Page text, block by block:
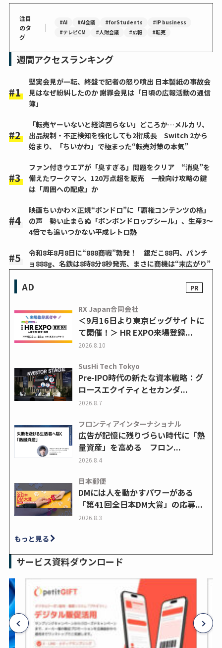
注目
のタ
グ
｜ #AI #AI会議 #forStudents
#IP business
#テレビCM
#人財会議 #広報 #転売
週間アクセスランキング
堅実会見が一転、終盤で記者の怒り噴出 日本製紙の事故会
見はなぜ紛糾したのか 謝罪会見は「日頃の広報活動の通信
簿」
「転売ヤーいないと経済回らない」どころか…メルカリ、
出品規制・不正検知を強化しても2桁成長 Switch 2から
始まり、「ちいかわ」で極まった“転売対策の本気”
ファン付きウエアが「臭すぎる」問題をクリア “消臭”を
備えたワークマン、120万点超を販売 一般向け攻略の鍵
は「周囲への配慮」か
映画ちいかわ×正規“ボンドロ”に「覇権コンテンツの格」
の声 勢い止まらぬ「ボンボンドロップシール」、生産3～
4倍でも追いつかない平成レトロ熱
令和8年8月8日に“888商戦”勃発！ 銀だこ88円、パンチ
ョ888g、名鉄は8時8分8秒発売、まさに商機は“末広がり”
AD
RX Japan合同会社
＜9月16日より東京ビッグサイトに
て開催！＞ HR EXPO来場登録...
2026.8.10
SusHi Tech Tokyo
Pre-IPO時代の新たな資本戦略：グ
ロースエクイティとセカンダ...
2026.8.7
フロンティアインターナショナル
広告が記憶に残りづらい時代に「熱
量資産」を高める フロン...
2026.8.4
日本郵便
DMには人を動かすパワーがある
「第41回全日本DM大賞」の応募...
2026.8.3
もっと見る
サービス資料ダウンロード